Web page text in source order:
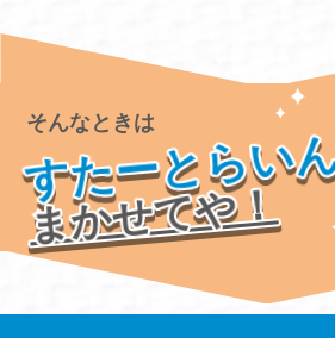
そんなときは
すたーとらい
まかせてや！